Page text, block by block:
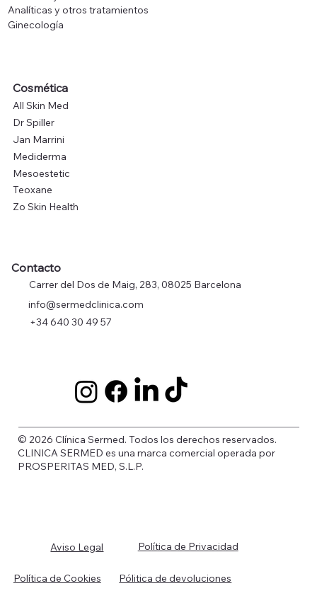
Analíticas y otros tratamientos
Ginecología
Cosmética
All Skin Med
Dr Spiller
Jan Marrini
Mediderma
Mesoestetic
Teoxane
Zo Skin Health
Contacto
Carrer del Dos de Maig, 283, 08025 Barcelona
info@sermedclinica.com
+34 640 30 49 57
© 2026 Clínica Sermed. Todos los derechos reservados.
CLINICA SERMED es una marca comercial operada por
PROSPERITAS MED, S.L.P.
Aviso Legal Política de Privacidad
Política de Cookies Pólitica de devoluciones